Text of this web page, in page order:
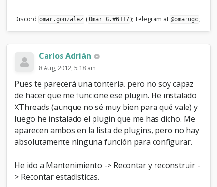
Discord omar.gonzalez (Omar G.#6117); Telegram at @omarugc ;
Carlos Adrián
8 Aug, 2012, 5:18 am
Pues te parecerá una tontería, pero no soy capaz
de hacer que me funcione ese plugin. He instalado
XThreads (aunque no sé muy bien para qué vale) y
luego he instalado el plugin que me has dicho. Me
aparecen ambos en la lista de plugins, pero no hay
absolutamente ninguna función para configurar.
He ido a Mantenimiento -> Recontar y reconstruir -
> Recontar estadísticas.